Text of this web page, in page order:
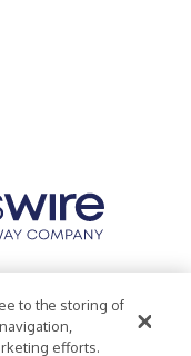
Statement
to the storing of
efforts.